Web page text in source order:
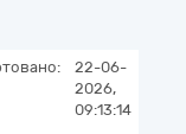
22-06-
2026,
09:13:14